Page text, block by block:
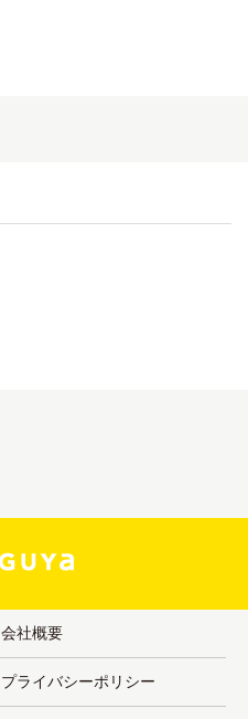
会社概要
プライバシーポリシー